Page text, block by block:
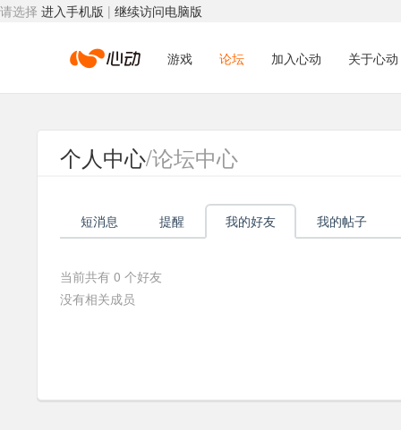
请选择 进入手机版 | 继续访问电脑版
心
动
络
游戏 论坛 加入心动 关于心动
个人中心/论坛中心
短消息 提醒 我的好友 我的帖子
当前共有 0 个好友
没有相关成员